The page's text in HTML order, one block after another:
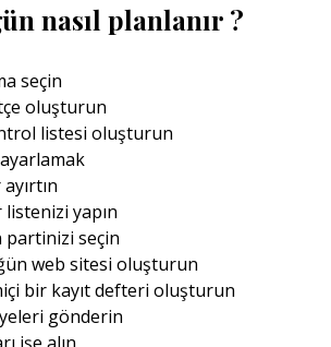
nasıl planlanır ?
seçin
oluşturun
listesi oluşturun
yapın
partinizi seçin
web sitesi oluşturun
bir kayıt defteri oluşturun
gönderin
işe alın